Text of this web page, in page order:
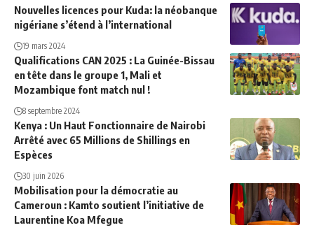
Nouvelles licences pour Kuda: la néobanque
nigériane s’étend à l’international
19 mars 2024
Qualifications CAN 2025 : La Guinée-Bissau
en tête dans le groupe 1, Mali et
Mozambique font match nul !
8 septembre 2024
Kenya : Un Haut Fonctionnaire de Nairobi
Arrêté avec 65 Millions de Shillings en
Espèces
30 juin 2026
Mobilisation pour la démocratie au
Cameroun : Kamto soutient l’initiative de
Laurentine Koa Mfegue